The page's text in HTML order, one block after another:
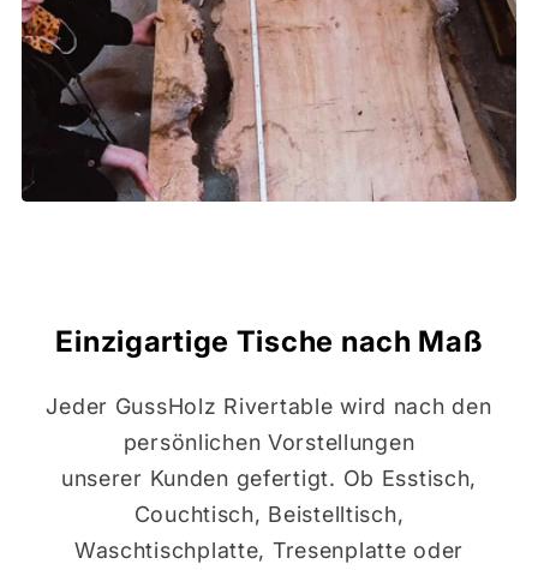
Einzigartige Tische nach Maß
Jeder GussHolz Rivertable wird nach den
persönlichen Vorstellungen
unserer Kunden gefertigt. Ob Esstisch,
Couchtisch, Beistelltisch,
Waschtischplatte, Tresenplatte oder